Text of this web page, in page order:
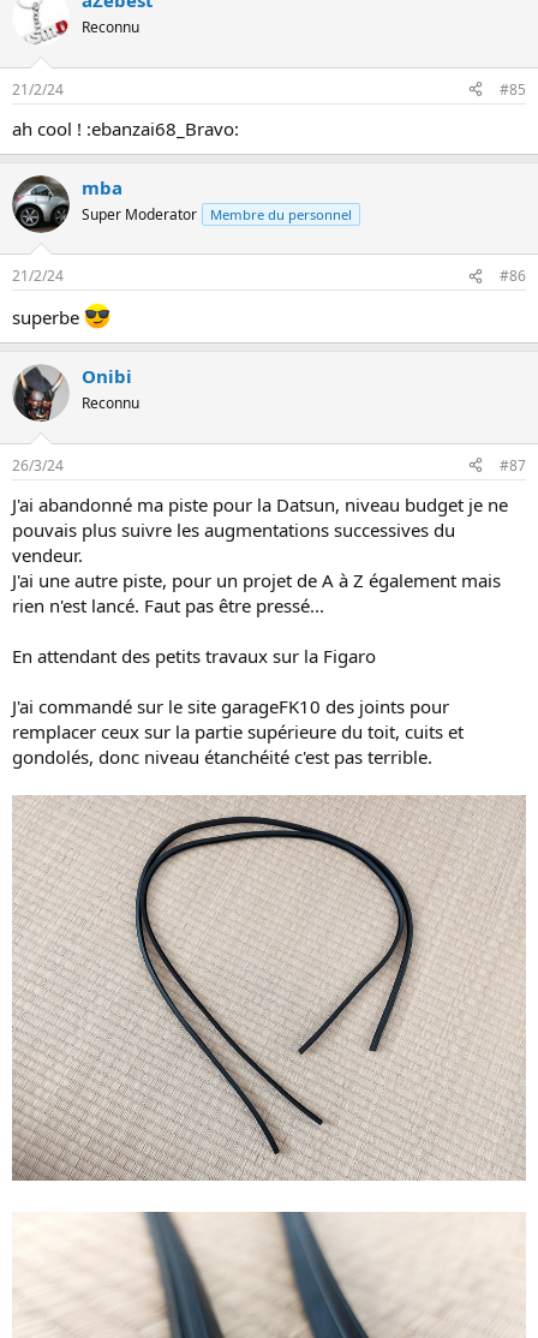
Reconnu
21/2/24 #85
ah cool ! :ebanzai68_Bravo:
mba
Super Moderator Membre du personnel
21/2/24 #86
superbe
Onibi
Reconnu
26/3/24 #87
J'ai abandonné ma piste pour la Datsun, niveau budget je ne
pouvais plus suivre les augmentations successives du
vendeur.
J'ai une autre piste, pour un projet de A à Z également mais
rien n'est lancé. Faut pas être pressé...
En attendant des petits travaux sur la Figaro
J'ai commandé sur le site garageFK10 des joints pour
remplacer ceux sur la partie supérieure du toit, cuits et
gondolés, donc niveau étanchéité c'est pas terrible.